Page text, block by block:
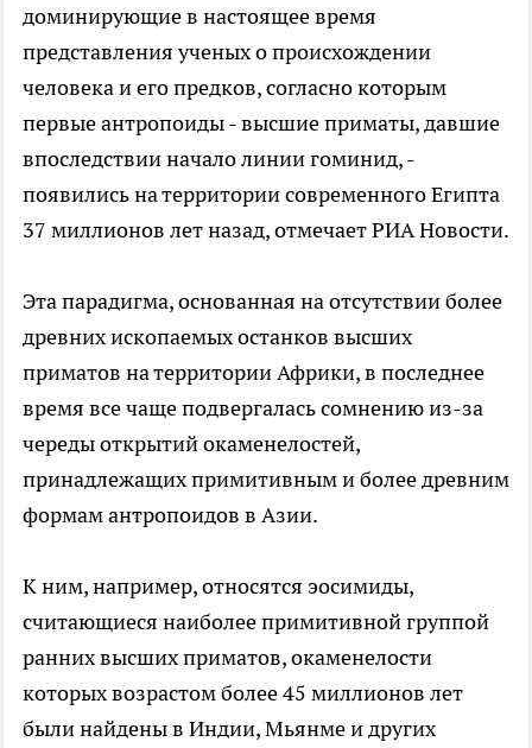
доминирующие в настоящее время
представления ученых о происхождении
человека и его предков, согласно которым
первые антропоиды - высшие приматы, давшие
впоследствии начало линии гоминид, -
появились на территории современного Египта
37 миллионов лет назад, отмечает РИА Новости.
Эта парадигма, основанная на отсутствии более
древних ископаемых останков высших
приматов на территории Африки, в последнее
время все чаще подвергалась сомнению из-за
череды открытий окаменелостей,
принадлежащих примитивным и более древним
формам антропоидов в Азии.
К ним, например, относятся эосимиды,
считающиеся наиболее примитивной группой
ранних высших приматов, окаменелости
которых возрастом более 45 миллионов лет
были найдены в Индии, Мьянме и других